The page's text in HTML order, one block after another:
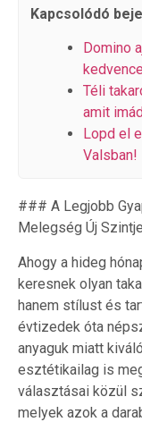
Kapcsolódó
Domino
Téli
amit
Lopd el
Valsban!
### A Legjobb
Melegség Új Szintje
Ahogy a hideg
keresnek olyan
hanem stílust és
évtizedek óta
anyaguk miatt
esztétikailag is
választásai közül
melyek azok a